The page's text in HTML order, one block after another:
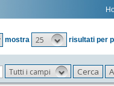
mostra
25 risultati per
Tutti i campi